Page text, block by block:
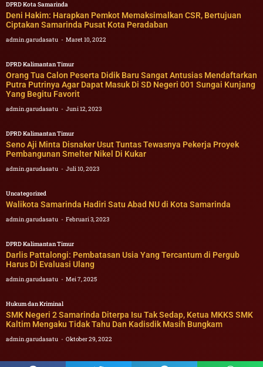
DPRD Kota Samarinda
Deni Hakim: Harapkan Pemkot Memaksimalkan CSR, Bertujuan
Ciptakan Samarinda Pusat Kota Peradaban
admin.garudasatu Maret 10, 2022
DPRD Kalimantan Timur
Orang Tua Calon Peserta Didik Baru Sangat Antusias Mendaftarkan
Putra Putrinya Agar Dapat Masuk Di SD Negeri 001 Sungai Kunjang
Yang Begitu Favorit
admin.garudasatu Juni 12, 2023
DPRD Kalimantan Timur
Seno Aji Minta Disnaker Usut Tuntas Tewasnya Pekerja Proyek
Pembangunan Smelter Nikel Di Kukar
admin.garudasatu Juli 10, 2023
Uncategorized
Walikota Samarinda Hadiri Satu Abad NU di Kota Samarinda
admin.garudasatu Februari 3, 2023
DPRD Kalimantan Timur
Darlis Pattalongi: Pembatasan Usia Yang Tercantum di Pergub
Harus Di Evaluasi Ulang
admin.garudasatu Mei 7, 2025
Hukum dan Kriminal
SMK Negeri 2 Samarinda Diterpa Isu Tak Sedap, Ketua MKKS SMK
Kaltim Mengaku Tidak Tahu Dan Kadisdik Masih Bungkam
admin.garudasatu Oktober 29, 2022